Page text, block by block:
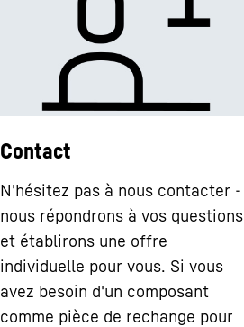
Contact
N'hésitez pas à nous contacter -
nous répondrons à vos questions
et établirons une offre
individuelle pour vous. Si vous
avez besoin d'un composant
comme pièce de rechange pour